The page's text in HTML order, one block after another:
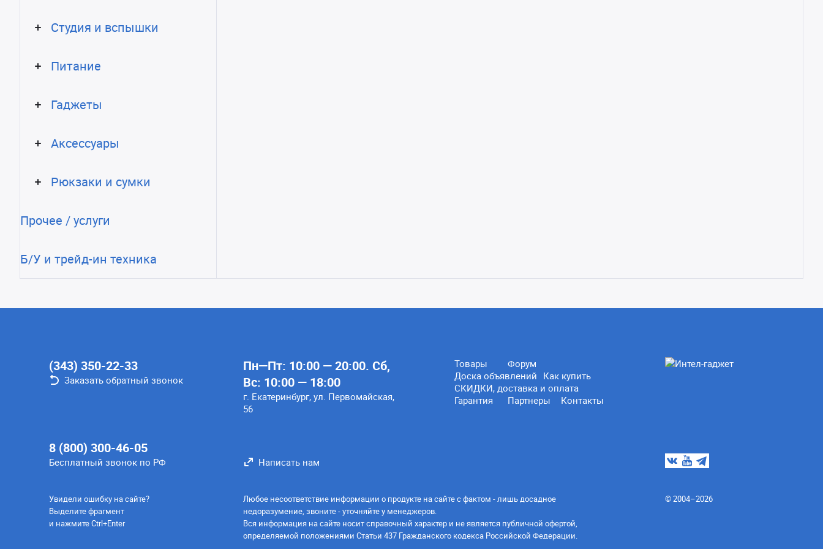
Студия и вспышки
Питание
Гаджеты
Аксессуары
Рюкзаки и сумки
Прочее / услуги
Б/У и трейд-ин техника
(343) 350-22-33
Заказать обратный звонок
8 (800) 300-46-05
Бесплатный звонок по РФ
Пн—Пт: 10:00 — 20:00. Сб,
Вс: 10:00 — 18:00
г. Екатеринбург, ул. Первомайская,
56
Товары
Форум
Доска объявлений Как купить
СКИДКИ, доставка и оплата
Гарантия
Партнеры Контакты
Написать нам
Увидели ошибку на сайте?
Выделите фрагмент
и нажмите Ctrl+Enter
Любое несоответствие информации о продукте на сайте с фактом - лишь досадное
недоразумение, звоните - уточняйте у менеджеров.
Вся информация на сайте носит справочный характер и не является публичной офертой,
определяемой положениями Статьи 437 Гражданского кодекса Российской Федерации.
© 2004–2026